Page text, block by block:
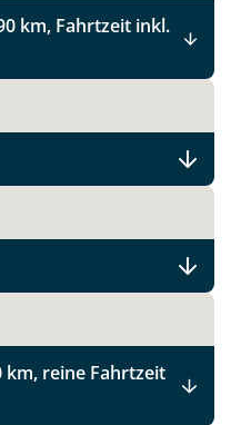
und New Brunswick
km, Fahrtzeit inkl.
km, reine Fahrtzeit